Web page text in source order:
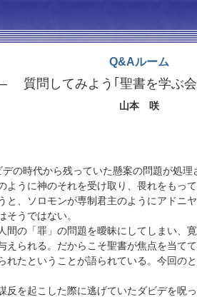
Q&Aルーム
質問してみよう｢聖書を学ぶ
山本 咲
時代から残っていた懸案の問題が処理
うに神のそれを受け取り、畏れをもっ
と、ソロモンが専制君主のようにアドニ
うではない。
の「罪」の問題を曖昧にしてしまい、
えられる。だからこそ聖書が焦点を当て
れたということが語られている。今回の
反を起こした際に逃げていたダビデを呪